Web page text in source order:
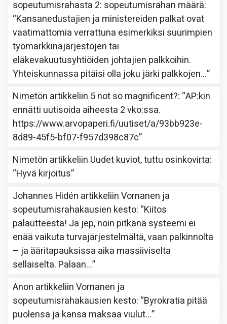
sopeutumisrahasta 2: sopeutumisrahan määrä:
“Kansanedustajien ja ministereiden palkat ovat
vaatimattomia verrattuna esimerkiksi suurimpien
työmarkkinajärjestöjen tai
eläkevakuutusyhtiöiden johtajien palkkoihin.
Yhteiskunnassa pitäisi olla joku järki palkkojen…”
Nimetön artikkeliin 5 not so magnificent?: “AP:kin
ennätti uutisoida aiheesta 2 vko:ssa.
https://www.arvopaperi.fi/uutiset/a/93bb923e-
8d89-45f5-bf07-f957d398c87c”
Nimetön artikkeliin Uudet kuviot, tuttu osinkovirta:
“Hyvä kirjoitus”
Johannes Hidén artikkeliinVornanen ja
sopeutumisrahakausien kesto: “Kiitos
palautteesta! Ja jep, noin pitkänä systeemi ei
enää vaikuta turvajärjestelmältä, vaan palkinnolta
– ja ääritapauksissa aika massiiviselta
sellaiselta. Palaan…”
Anon artikkeliinVornanen ja
sopeutumisrahakausien kesto: “Byrokratia pitää
puolensa ja kansa maksaa viulut…”